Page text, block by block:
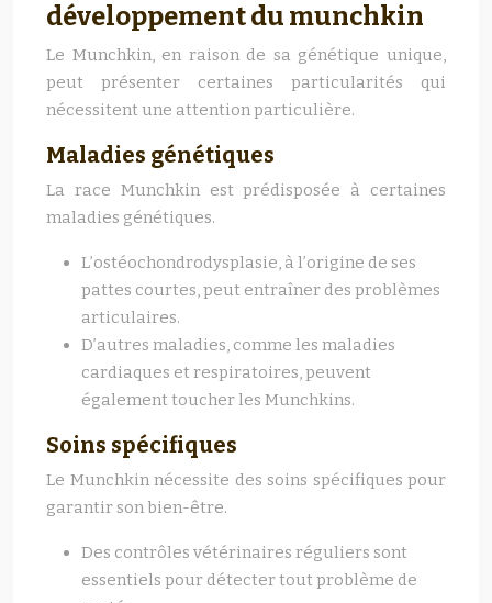
développement du munchkin
Le Munchkin, en raison de sa génétique unique,
peut présenter certaines particularités qui
nécessitent une attention particulière.
Maladies génétiques
La race Munchkin est prédisposée à certaines
maladies génétiques.
L’ostéochondrodysplasie, à l’origine de ses
pattes courtes, peut entraîner des problèmes
articulaires.
D’autres maladies, comme les maladies
cardiaques et respiratoires, peuvent
également toucher les Munchkins.
Soins spécifiques
Le Munchkin nécessite des soins spécifiques pour
garantir son bien-être.
Des contrôles vétérinaires réguliers sont
essentiels pour détecter tout problème de